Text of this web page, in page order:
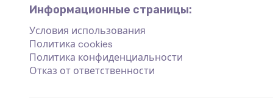
Информационные страницы:
Условия использования
Политика cookies
Политика конфиденциальности
Отказ от ответственности